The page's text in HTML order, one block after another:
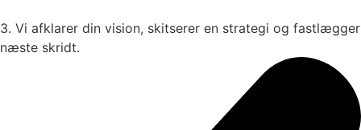
3. Vi afklarer din vision, skitserer en strategi og fastlægger
næste skridt.